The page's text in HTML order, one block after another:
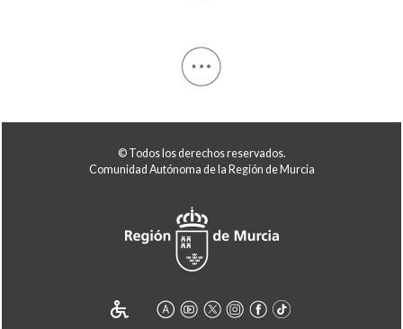
© Todos los derechos reservados.
Comunidad Autónoma de la Región de Murcia